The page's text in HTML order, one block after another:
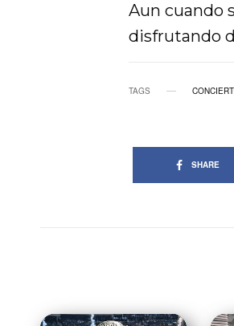
Aun cuando
disfrutando
TAGS
SHARE